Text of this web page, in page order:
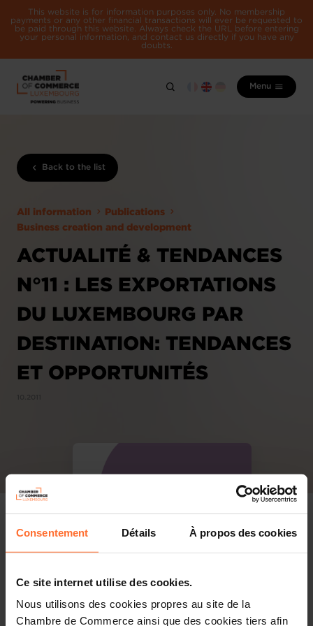
Consentement Détails À propos des cookies
Ce site internet utilise des cookies.
Nous utilisons des cookies propres au site de la
Chambre de Commerce ainsi que des cookies tiers afin
This website is for information purposes only. No membership
payments or any other financial transactions will ever be requested to
be paid through this website. Always check the URL before entering
your personal information, and contact us directly if you have any
doubts.
Menu
Back to the list
All information
Publications
Business creation and development
ACTUALITÉ & TENDANCES
N°11 : LES EXPORTATIONS
DU LUXEMBOURG PAR
DESTINATION: TENDANCES
ET OPPORTUNITÉS